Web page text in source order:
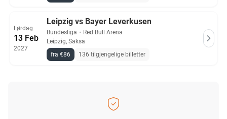
Lørdag
13 Feb
2027
Leipzig vs Bayer Leverkusen
Bundesliga ・ Red Bull Arena
Leipzig, Saksa
fra €86
136 tilgjengelige billetter